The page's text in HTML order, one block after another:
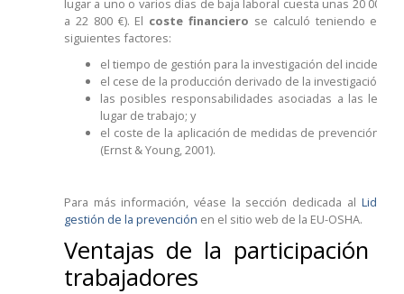
lugar a uno o varios días de baja laboral cuesta unas 20 000£
a 22 800 €). El coste financiero se calculó teniendo en
siguientes factores:
el tiempo de gestión para la investigación del incidente;
el cese de la producción derivado de la investigación;
las posibles responsabilidades asociadas a las
lugar de trabajo; y
el coste de la aplicación de medidas de prevención en
(Ernst & Young, 2001).
Para más información, véase la sección dedicada al
gestión de la prevención en el sitio web de la EU-OSHA.
Ventajas de la participación
trabajadores